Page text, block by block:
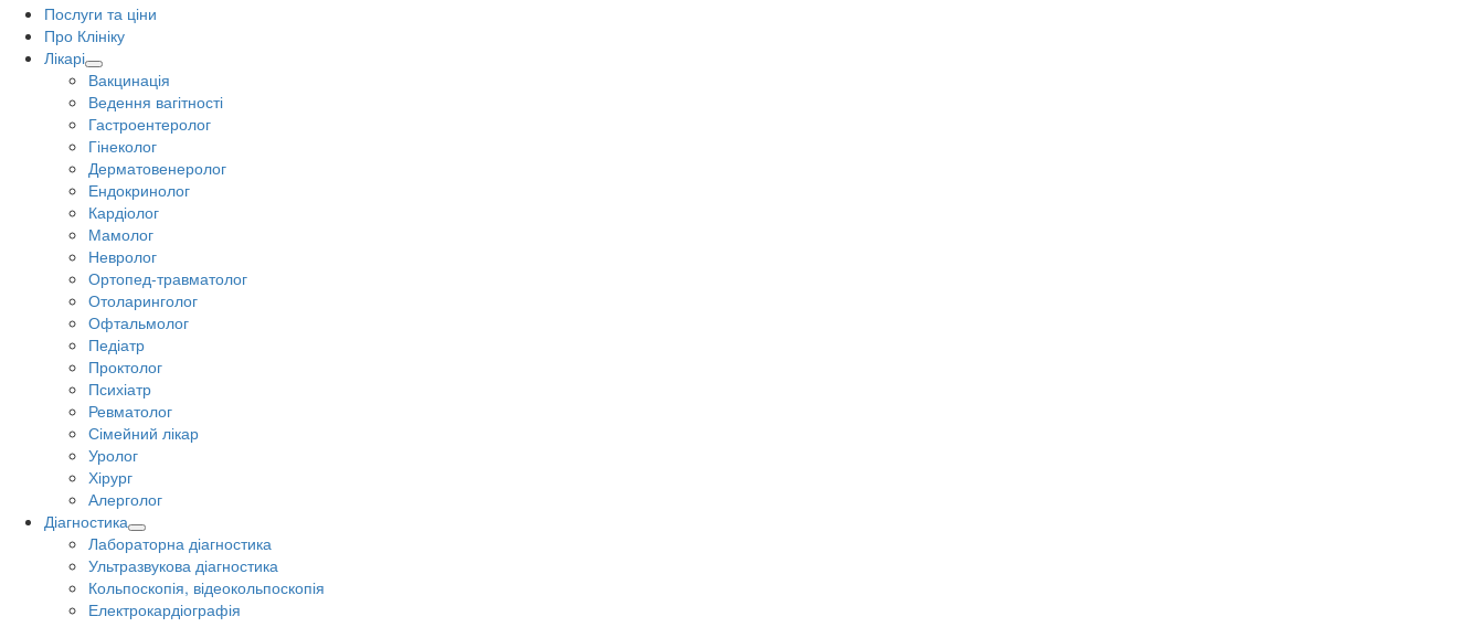
Послуги та ціни
Про Клініку
Лікарі
Вакцинація
Ведення вагітності
Гастроентеролог
Гінеколог
Дерматовенеролог
Ендокринолог
Кардіолог
Мамолог
Невролог
Ортопед-травматолог
Отоларинголог
Офтальмолог
Педіатр
Проктолог
Психіатр
Ревматолог
Сімейний лікар
Уролог
Хірург
Алерголог
Діагностика
Лабораторна діагностика
Ультразвукова діагностика
Кольпоскопія, відеокольпоскопія
Електрокардіографія